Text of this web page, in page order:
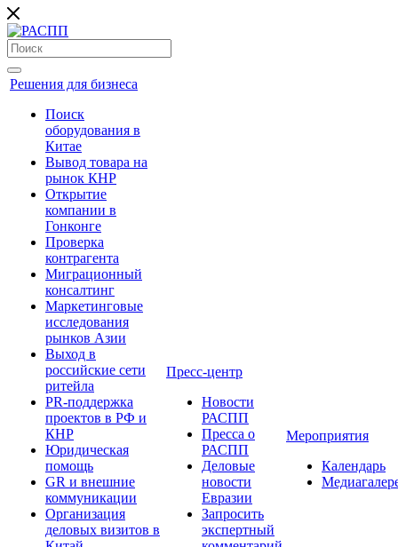
Решения для бизнеса
Поиск
оборудования в
Китае
Вывод товара на
рынок КНР
Открытие
компании в
Гонконге
Проверка
контрагента
Миграционный
консалтинг
Маркетинговые
исследования
рынков Азии
Выход в
российские сети
ритейла
PR-поддержка
проектов в РФ и
КНР
Юридическая
помощь
GR и внешние
коммуникации
Организация
деловых визитов в
Пресс-центр
Новости
РАСПП
Пресса о
РАСПП
Деловые
новости
Евразии
Запросить
экспертный
Мероприятия
Календарь